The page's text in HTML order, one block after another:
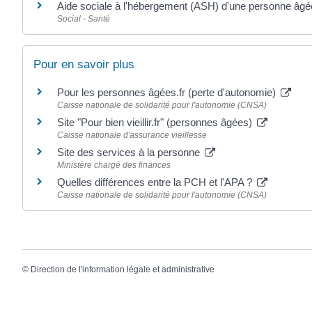
Aide sociale à l'hébergement (ASH) d'une personne
Social - Santé
Pour en savoir plus
Pour les personnes âgées.fr (perte d'autonomie)
Caisse nationale de solidarité pour l'autonomie (CNSA)
Site "Pour bien vieillir.fr" (personnes âgées)
Caisse nationale d'assurance vieillesse
Site des services à la personne
Ministère chargé des finances
Quelles différences entre la PCH et l'APA ?
Caisse nationale de solidarité pour l'autonomie (CNSA)
© Direction de l'information légale et administrative